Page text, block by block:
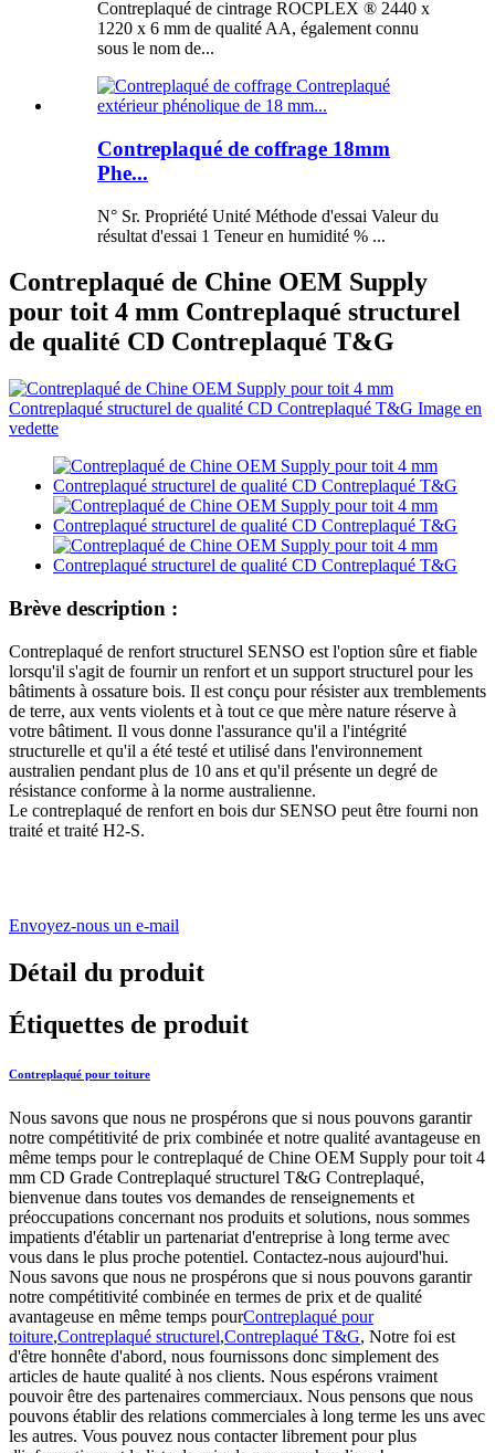
Contreplaqué de cintrage ROCPLEX ® 2440 x
1220 x 6 mm de qualité AA, également connu
sous le nom de...
Contreplaqué de coffrage 18mm
Phe...
N° Sr. Propriété Unité Méthode d'essai Valeur du
résultat d'essai 1 Teneur en humidité % ...
Contreplaqué de Chine OEM Supply
pour toit 4 mm Contreplaqué structurel
de qualité CD Contreplaqué T&G
Brève description :
Contreplaqué de renfort structurel SENSO est l'option sûre et fiable
lorsqu'il s'agit de fournir un renfort et un support structurel pour les
bâtiments à ossature bois. Il est conçu pour résister aux tremblements
de terre, aux vents violents et à tout ce que mère nature réserve à
votre bâtiment. Il vous donne l'assurance qu'il a l'intégrité
structurelle et qu'il a été testé et utilisé dans l'environnement
australien pendant plus de 10 ans et qu'il présente un degré de
résistance conforme à la norme australienne.
Le contreplaqué de renfort en bois dur SENSO peut être fourni non
traité et traité H2-S.
Envoyez-nous un e-mail
Détail du produit
Étiquettes de produit
Contreplaqué pour toiture
Nous savons que nous ne prospérons que si nous pouvons garantir
notre compétitivité de prix combinée et notre qualité avantageuse en
même temps pour le contreplaqué de Chine OEM Supply pour toit 4
mm CD Grade Contreplaqué structurel T&G Contreplaqué,
bienvenue dans toutes vos demandes de renseignements et
préoccupations concernant nos produits et solutions, nous sommes
impatients d'établir un partenariat d'entreprise à long terme avec
vous dans le plus proche potentiel. Contactez-nous aujourd'hui.
Nous savons que nous ne prospérons que si nous pouvons garantir
notre compétitivité combinée en termes de prix et de qualité
avantageuse en même temps pourContreplaqué pour
toiture,Contreplaqué structurel,Contreplaqué T&G, Notre foi est
d'être honnête d'abord, nous fournissons donc simplement des
articles de haute qualité à nos clients. Nous espérons vraiment
pouvoir être des partenaires commerciaux. Nous pensons que nous
pouvons établir des relations commerciales à long terme les uns avec
les autres. Vous pouvez nous contacter librement pour plus